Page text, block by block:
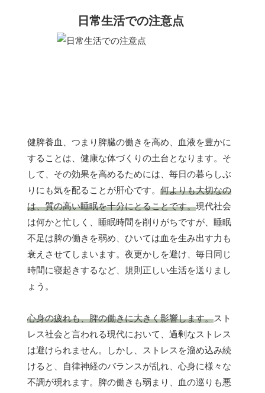
日常生活での注意点
健脾養血、つまり脾臓の働きを高め、血液を豊かに
することは、健康な体づくりの土台となります。そ
して、その効果を高めるためには、毎日の暮らしぶ
りにも気を配ることが肝心です。 何よりも大切なの
は、質の高い睡眠を十分にとることです。現代社会
は何かと忙しく、睡眠時間を削りがちですが、睡眠
不足は脾の働きを弱め、ひいては血を生み出す力も
衰えさせてしまいます。夜更かしを避け、毎日同じ
時間に寝起きするなど、規則正しい生活を送りまし
ょう。
心身の疲れも、脾の働きに大きく影響します。スト
レス社会と言われる現代において、過剰なストレス
は避けられません。しかし、ストレスを溜め込み続
けると、自律神経のバランスが乱れ、心身に様々な
不調が現れます。脾の働きも弱まり、血の巡りも悪